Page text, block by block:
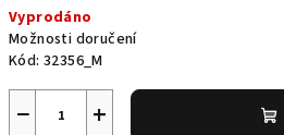
cena:
Vyprodáno
Možnosti doručení
Kód: 32356_M
+
−